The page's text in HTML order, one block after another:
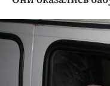
Культура
Образование
Общество